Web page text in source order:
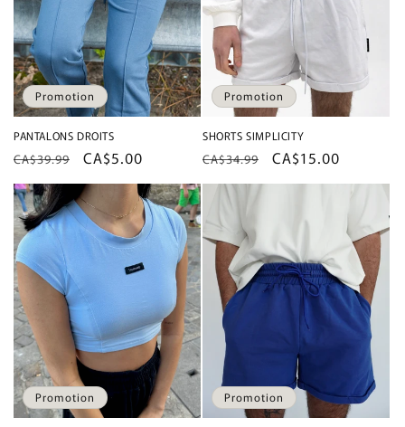
Promotion
PANTALONS DROITS
Prix
habituel
CA$39.99
Prix
promotionnel
CA$5.00
Promotion
SHORTS SIMPLICITY
Prix
habituel
CA$34.99
Prix
promotionnel
CA$15.00
Promotion Promotion